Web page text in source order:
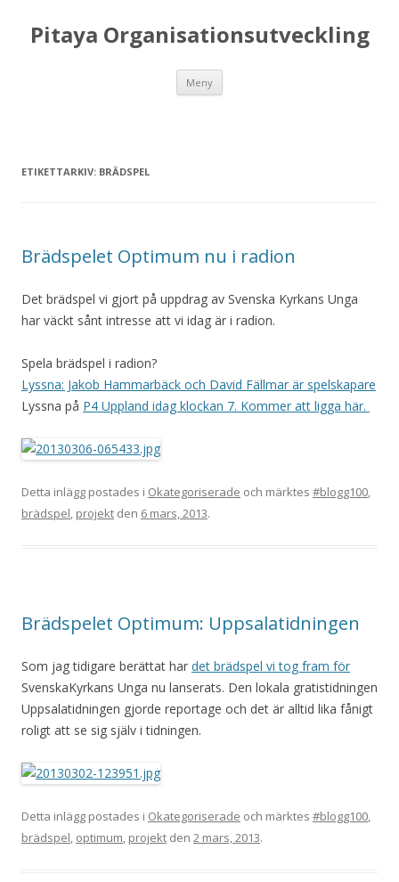
Pitaya Organisationsutveckling
Meny
ETIKETTARKIV: BRÄDSPEL
Brädspelet Optimum nu i radion
Det brädspel vi gjort på uppdrag av Svenska Kyrkans Unga
har väckt sånt intresse att vi idag är i radion.
Spela brädspel i radion?
Lyssna: Jakob Hammarbäck och David Fällmar är spelskapare
Lyssna på P4 Uppland idag klockan 7. Kommer att ligga här.
Detta inlägg postades i Okategoriserade och märktes #blogg100,
brädspel, projekt den 6 mars, 2013.
Brädspelet Optimum: Uppsalatidningen
Som jag tidigare berättat har det brädspel vi tog fram för
SvenskaKyrkans Unga nu lanserats. Den lokala gratistidningen
Uppsalatidningen gjorde reportage och det är alltid lika fånigt
roligt att se sig själv i tidningen.
Detta inlägg postades i Okategoriserade och märktes #blogg100,
brädspel, optimum, projekt den 2 mars, 2013.